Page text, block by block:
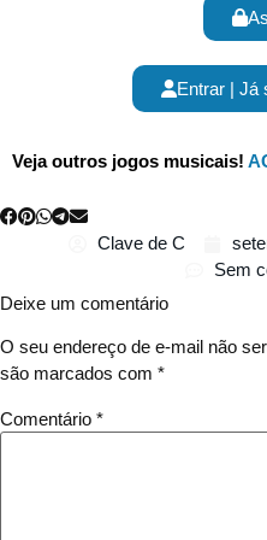
Entrar | Já
Veja outros jogos musicais!
Clave de C
Sem
Deixe um comentário
O seu endereço de e-mail não
são marcados com *
Comentário *